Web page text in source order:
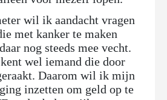
wil ik aandacht vragen
met kanker te maken
nog steeds mee vecht.
wel iemand die door
Daarom wil ik mijn
inzetten om geld op te